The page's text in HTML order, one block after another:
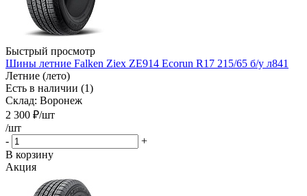
Быстрый просмотр
Шины летние Falken Ziex ZE914 Ecorun R17 215/65 б/у л841
Летние (лето)
Есть в наличии (1)
Склад: Воронеж
2 300 ₽/шт
/шт
-
+
В корзину
Акция